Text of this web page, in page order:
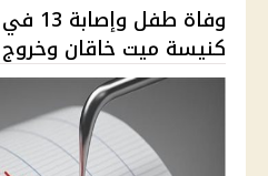
وفاة
كنيسة ميت خاقان